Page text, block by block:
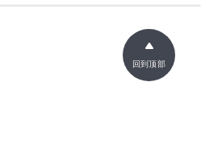
回到顶部